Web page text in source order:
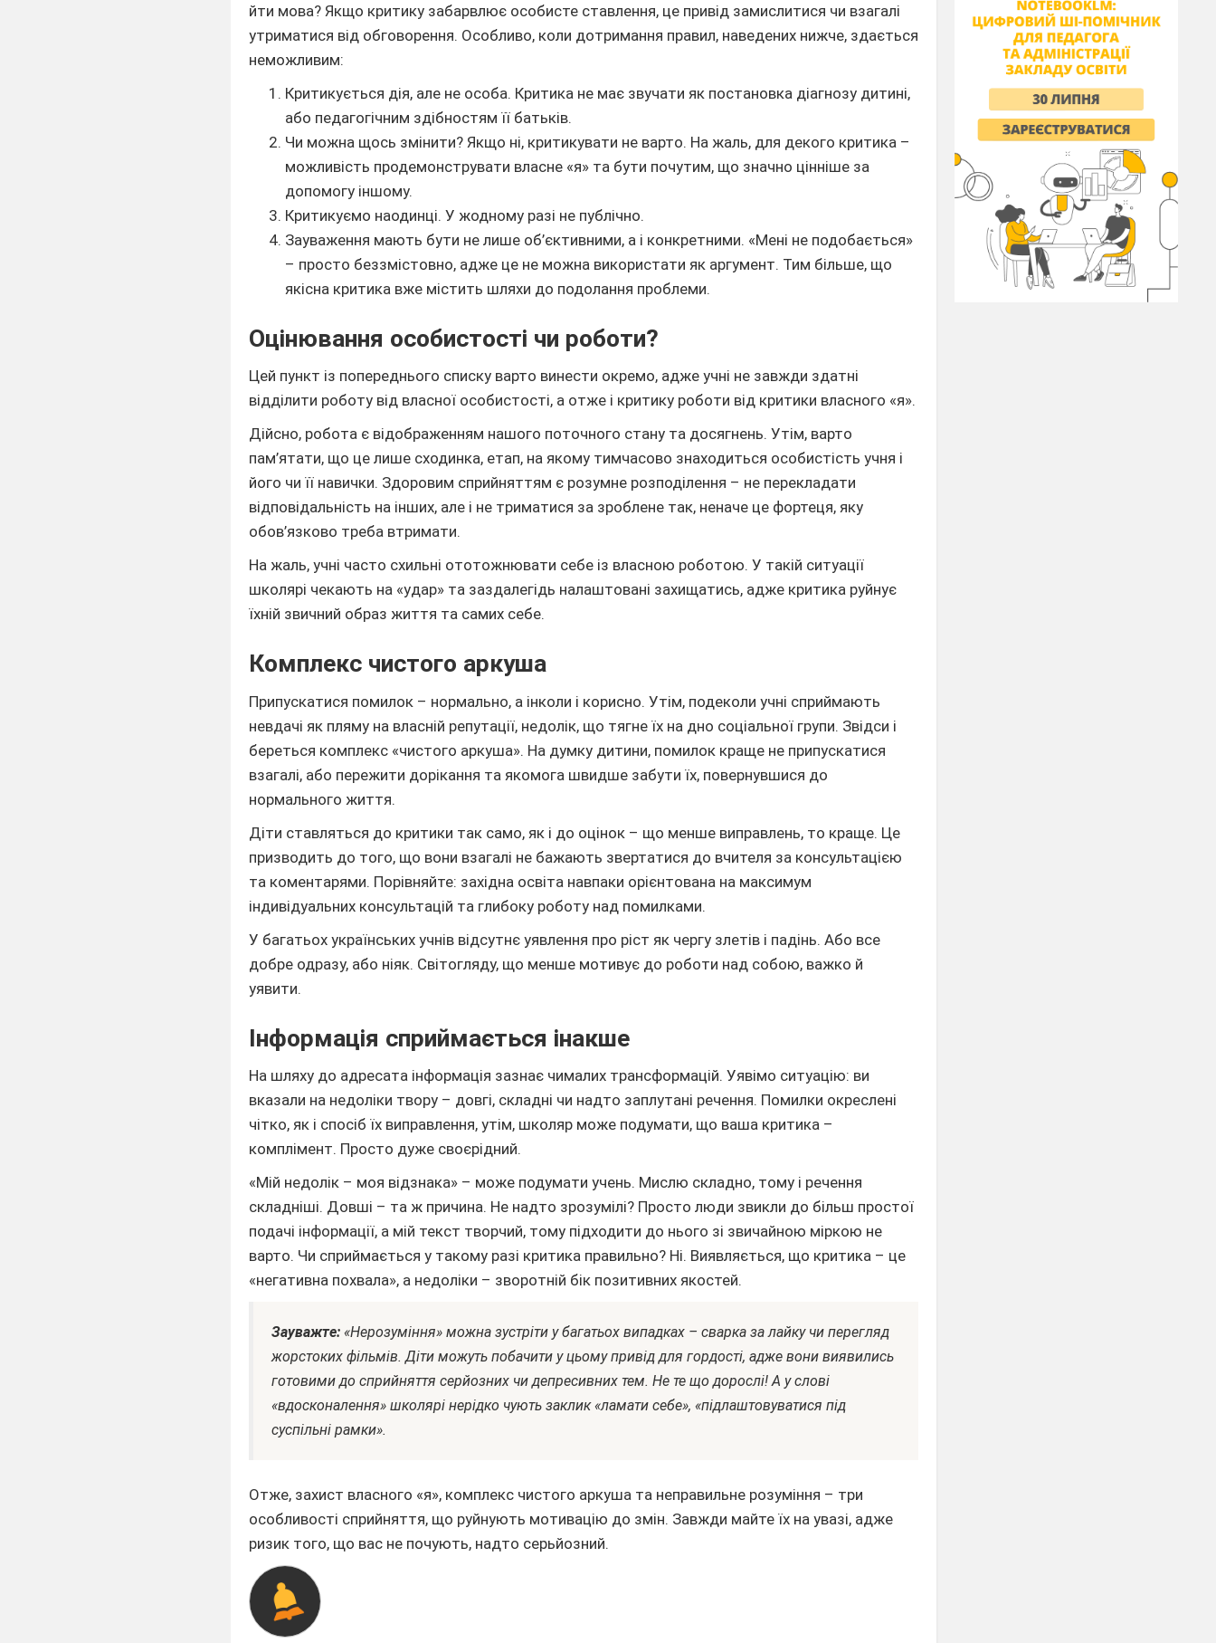
йти мова? Якщо критику забарвлює особисте ставлення, це привід замислитися чи взагалі
утриматися від обговорення. Особливо, коли дотримання правил, наведених нижче, здається
неможливим:
Критикується дія, але не особа. Критика не має звучати як постановка діагнозу дитині,
або педагогічним здібностям її батьків.
Чи можна щось змінити? Якщо ні, критикувати не варто. На жаль, для декого критика –
можливість продемонструвати власне «я» та бути почутим, що значно цінніше за
допомогу іншому.
Критикуємо наодинці. У жодному разі не публічно.
Зауваження мають бути не лише об’єктивними, а і конкретними. «Мені не подобається»
– просто беззмістовно, адже це не можна використати як аргумент. Тим більше, що
якісна критика вже містить шляхи до подолання проблеми.
Оцінювання особистості чи роботи?
Цей пункт із попереднього списку варто винести окремо, адже учні не завжди здатні
відділити роботу від власної особистості, а отже і критику роботи від критики власного «я».
Дійсно, робота є відображенням нашого поточного стану та досягнень. Утім, варто
пам’ятати, що це лише сходинка, етап, на якому тимчасово знаходиться особистість учня і
його чи її навички. Здоровим сприйняттям є розумне розподілення – не перекладати
відповідальність на інших, але і не триматися за зроблене так, неначе це фортеця, яку
обов’язково треба втримати.
На жаль, учні часто схильні ототожнювати себе із власною роботою. У такій ситуації
школярі чекають на «удар» та заздалегідь налаштовані захищатись, адже критика руйнує
їхній звичний образ життя та самих себе.
Комплекс чистого аркуша
Припускатися помилок – нормально, а інколи і корисно. Утім, подеколи учні сприймають
невдачі як пляму на власній репутації, недолік, що тягне їх на дно соціальної групи. Звідси і
береться комплекс «чистого аркуша». На думку дитини, помилок краще не припускатися
взагалі, або пережити дорікання та якомога швидше забути їх, повернувшися до
нормального життя.
Діти ставляться до критики так само, як і до оцінок – що менше виправлень, то краще. Це
призводить до того, що вони взагалі не бажають звертатися до вчителя за консультацією
та коментарями. Порівняйте: західна освіта навпаки орієнтована на максимум
індивідуальних консультацій та глибоку роботу над помилками.
У багатьох українських учнів відсутнє уявлення про ріст як чергу злетів і падінь. Або все
добре одразу, або ніяк. Світогляду, що менше мотивує до роботи над собою, важко й
уявити.
Інформація сприймається інакше
На шляху до адресата інформація зазнає чималих трансформацій. Уявімо ситуацію: ви
вказали на недоліки твору – довгі, складні чи надто заплутані речення. Помилки окреслені
чітко, як і спосіб їх виправлення, утім, школяр може подумати, що ваша критика –
комплімент. Просто дуже своєрідний.
«Мій недолік – моя відзнака» – може подумати учень. Мислю складно, тому і речення
складніші. Довші – та ж причина. Не надто зрозумілі? Просто люди звикли до більш простої
подачі інформації, а мій текст творчий, тому підходити до нього зі звичайною міркою не
варто. Чи сприймається у такому разі критика правильно? Ні. Виявляється, що критика – це
«негативна похвала», а недоліки – зворотній бік позитивних якостей.
Зауважте: «Нерозуміння» можна зустріти у багатьох випадках – сварка за лайку чи перегляд
жорстоких фільмів. Діти можуть побачити у цьому привід для гордості, адже вони виявились
готовими до сприйняття серйозних чи депресивних тем. Не те що дорослі! А у слові
«вдосконалення» школярі нерідко чують заклик «ламати себе», «підлаштовуватися під
суспільні рамки».
Отже, захист власного «я», комплекс чистого аркуша та неправильне розуміння – три
особливості сприйняття, що руйнують мотивацію до змін. Завжди майте їх на увазі, адже
ризик того, що вас не почують, надто серьйозний.